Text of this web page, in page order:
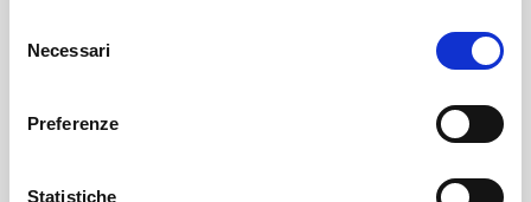
delNecessari
Preferenze
Statistiche
Obituaries